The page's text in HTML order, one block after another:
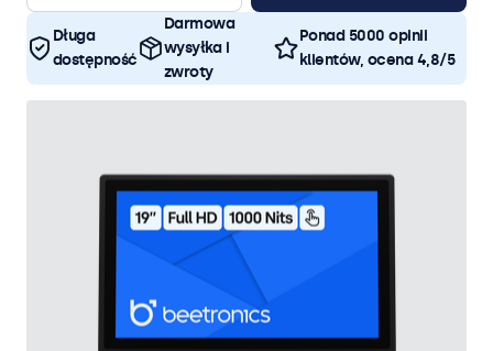
Długa
dostępność
Darmowa
wysyłka i
zwroty
Ponad 5000 opinii
klientów, ocena 4,8/5